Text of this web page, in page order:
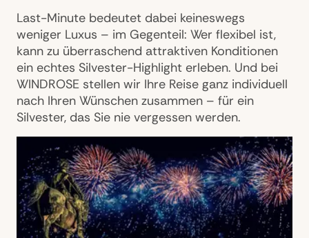
Last-Minute bedeutet dabei keineswegs
weniger Luxus – im Gegenteil: Wer flexibel ist,
kann zu überraschend attraktiven Konditionen
ein echtes Silvester-Highlight erleben. Und bei
WINDROSE stellen wir Ihre Reise ganz individuell
nach Ihren Wünschen zusammen – für ein
Silvester, das Sie nie vergessen werden.